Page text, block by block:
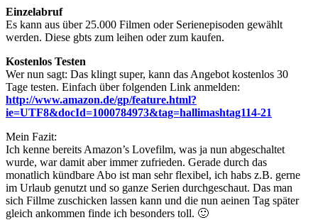
Einzelabruf
Es kann aus über 25.000 Filmen oder Serienepisoden gewählt
werden. Diese gbts zum leihen oder zum kaufen.
Kostenlos Testen
Wer nun sagt: Das klingt super, kann das Angebot kostenlos 30
Tage testen. Einfach über folgenden Link anmelden:
http://www.amazon.de/gp/feature.html?
ie=UTF8&docId=1000784973&tag=hallimashtag114-21
Mein Fazit:
Ich kenne bereits Amazon’s Lovefilm, was ja nun abgeschaltet
wurde, war damit aber immer zufrieden. Gerade durch das
monatlich kündbare Abo ist man sehr flexibel, ich habs z.B. gerne
im Urlaub genutzt und so ganze Serien durchgeschaut. Das man
sich Fillme zuschicken lassen kann und die nun aeinen Tag später
gleich ankommen finde ich besonders toll. 🙂